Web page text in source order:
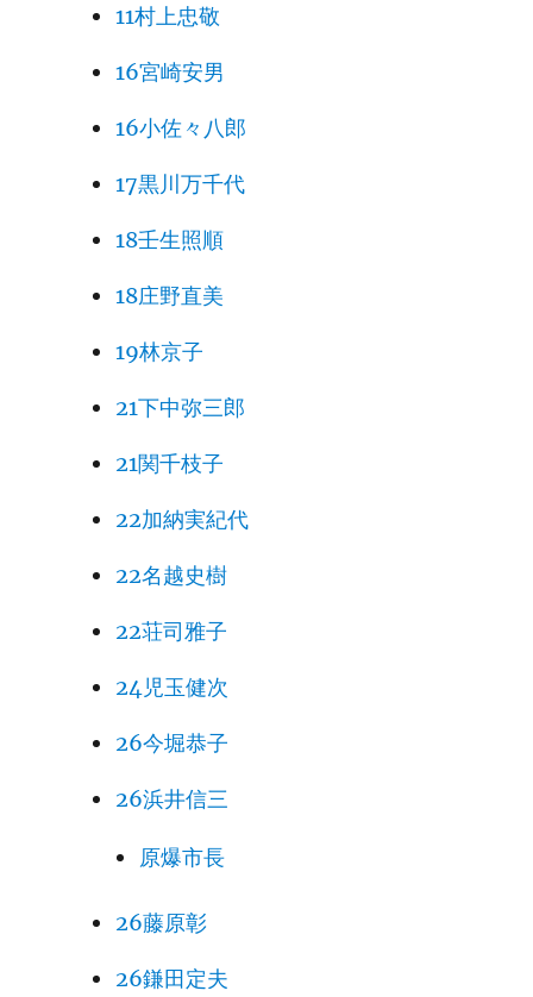
11村上忠敬
16宮崎安男
16小佐々八郎
17黒川万千代
18壬生照順
18庄野直美
19林京子
21下中弥三郎
21関千枝子
22加納実紀代
22名越史樹
22荘司雅子
24児玉健次
26今堀恭子
26浜井信三
原爆市長
26藤原彰
26鎌田定夫